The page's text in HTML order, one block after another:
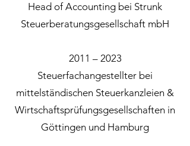
Head of Accounting bei Strunk
Steuerberatungsgesellschaft mbH
2011 – 2023
Steuerfachangestellter bei
mittelständischen Steuerkanzleien &
Wirtschaftsprüfungsgesellschaften in
Göttingen und Hamburg